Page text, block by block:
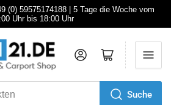
(0) 59575174188 | 5 Tage die Woche vom
Uhr bis 18:00 Uhr
Suche
AnmeldenMini-Warenkorb öffnen